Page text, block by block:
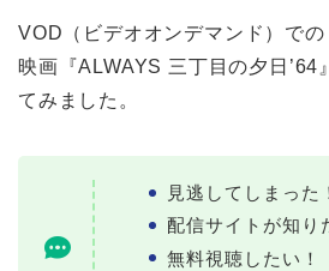
VOD（ビデオオンデマンド）での
映画『ALWAYS 三丁目の夕日’64
てみました。
見逃してしまった
配信サイトが知り
無料視聴したい！